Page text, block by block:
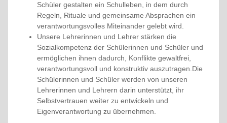
Schüler gestalten ein Schulleben, in dem durch
Regeln, Rituale und gemeinsame Absprachen ein
verantwortungsvolles Miteinander gelebt wird.
Unsere Lehrerinnen und Lehrer stärken die
Sozialkompetenz der Schülerinnen und Schüler und
ermöglichen ihnen dadurch, Konflikte gewaltfrei,
verantwortungsvoll und konstruktiv auszutragen.Die
Schülerinnen und Schüler werden von unseren
Lehrerinnen und Lehrern darin unterstützt, ihr
Selbstvertrauen weiter zu entwickeln und
Eigenverantwortung zu übernehmen.